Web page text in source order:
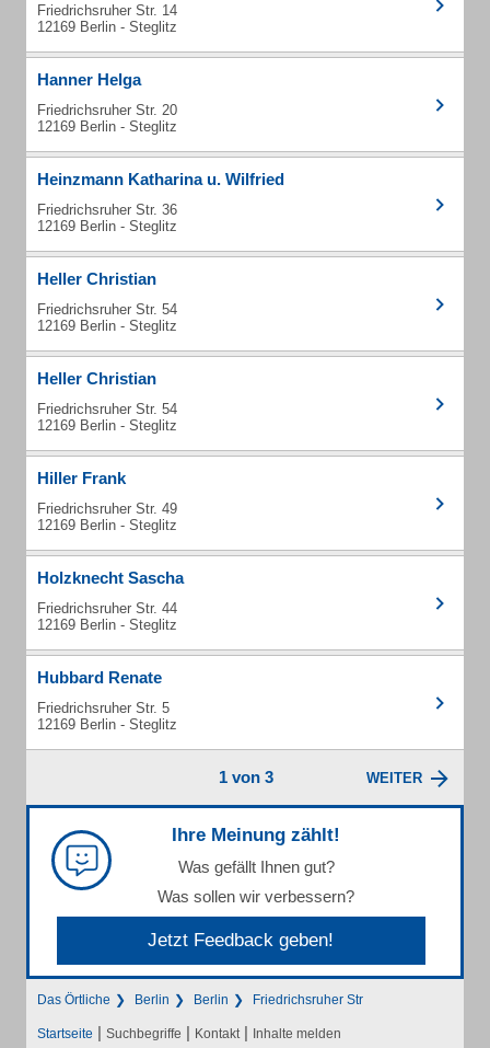
Friedrichsruher Str. 14
12169 Berlin - Steglitz
Hanner Helga
Friedrichsruher Str. 20
12169 Berlin - Steglitz
Heinzmann Katharina u. Wilfried
Friedrichsruher Str. 36
12169 Berlin - Steglitz
Heller Christian
Friedrichsruher Str. 54
12169 Berlin - Steglitz
Heller Christian
Friedrichsruher Str. 54
12169 Berlin - Steglitz
Hiller Frank
Friedrichsruher Str. 49
12169 Berlin - Steglitz
Holzknecht Sascha
Friedrichsruher Str. 44
12169 Berlin - Steglitz
Hubbard Renate
Friedrichsruher Str. 5
12169 Berlin - Steglitz
1 von 3 WEITER
Ihre Meinung zählt!
Was gefällt Ihnen gut?
Was sollen wir verbessern?
Jetzt Feedback geben!
Das Örtliche Berlin Berlin Friedrichsruher Str
Startseite | Suchbegriffe | Kontakt | Inhalte melden